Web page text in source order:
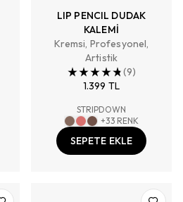
LIP PENCIL DUDAK
KALEMİ
Kremsi, Profesyonel,
Artistik
(9)
1.399 TL
STRIPDOWN
+33 RENK
SEPETE EKLE